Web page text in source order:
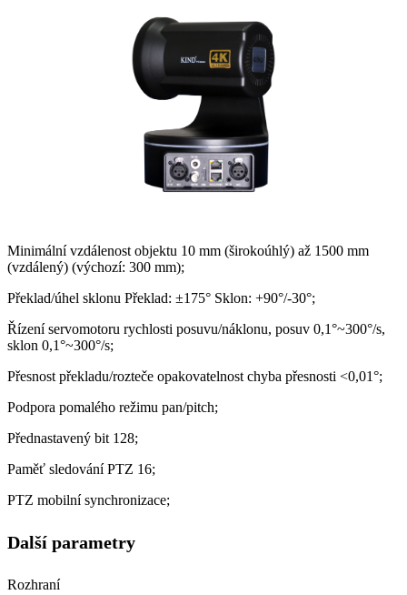
Minimální vzdálenost objektu 10 mm (širokoúhlý) až 1500 mm
(vzdálený) (výchozí: 300 mm);
Překlad/úhel sklonu Překlad: ±175° Sklon: +90°/-30°;
Řízení servomotoru rychlosti posuvu/náklonu, posuv 0,1°~300°/s,
sklon 0,1°~300°/s;
Přesnost překladu/rozteče opakovatelnost chyba přesnosti <0,01°;
Podpora pomalého režimu pan/pitch;
Přednastavený bit 128;
Paměť sledování PTZ 16;
PTZ mobilní synchronizace;
Další parametry
Rozhraní